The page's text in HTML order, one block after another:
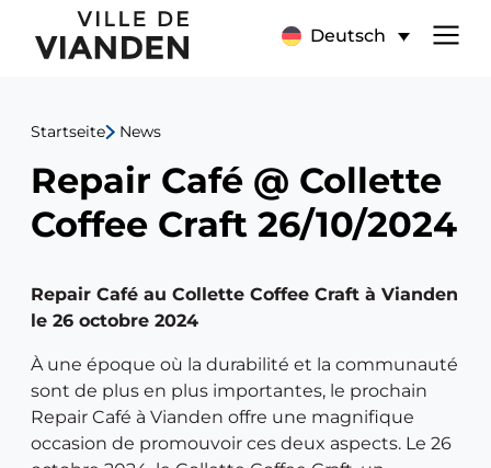
Repair
Café
@
Collette
Coffee
Craft
26/10/2024
Deutsch
Hauptnavigationsmenü
Startseite News
Repair Café @ Collette
Coffee Craft 26/10/2024
Repair Café au Collette Coffee Craft à Vianden
le 26 octobre 2024
À une époque où la durabilité et la communauté
sont de plus en plus importantes, le prochain
Repair Café à Vianden offre une magnifique
occasion de promouvoir ces deux aspects. Le 26